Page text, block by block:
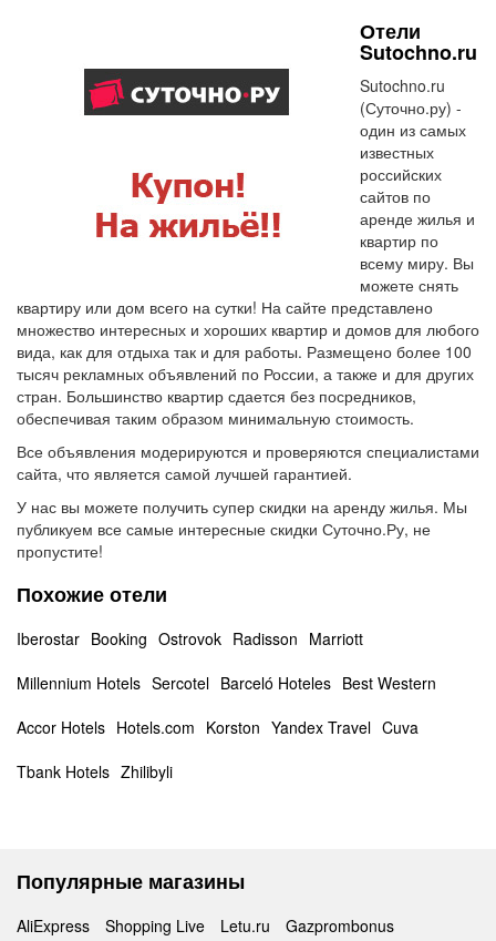
Отели
Sutochno.ru
Sutochno.ru
(Суточно.ру) -
один из самых
известных
российских
сайтов по
аренде жилья и
квартир по
всему миру. Вы
можете снять
квартиру или дом всего на сутки! На сайте представлено
множество интересных и хороших квартир и домов для любого
вида, как для отдыха так и для работы. Размещено более 100
тысяч рекламных объявлений по России, а также и для других
стран. Большинство квартир сдается без посредников,
обеспечивая таким образом минимальную стоимость.
Все объявления модерируются и проверяются специалистами
сайта, что является самой лучшей гарантией.
У нас вы можете получить супер скидки на аренду жилья. Мы
публикуем все самые интересные скидки Суточно.Ру, не
пропустите!
Похожие отели
Iberostar Booking Ostrovok Radisson Marriott
Millennium Hotels Sercotel Barceló Hoteles Best Western
Accor Hotels Hotels.com Korston Yandex Travel Cuva
Tbank Hotels Zhilibyli
Популярные магазины
AliExpress Shopping Live Letu.ru Gazprombonus